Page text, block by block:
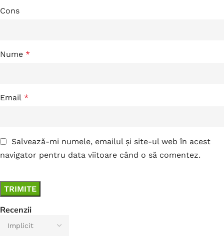
Recenzii
Cons
Nume *
Email *
Salvează-mi numele, emailul și site-ul web în acest
navigator pentru data viitoare când o să comentez.